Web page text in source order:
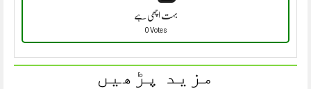
بہت اچھی ہے
0 Votes
مزید پڑھیں